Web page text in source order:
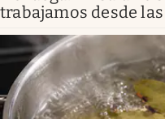
trabajamos desde las